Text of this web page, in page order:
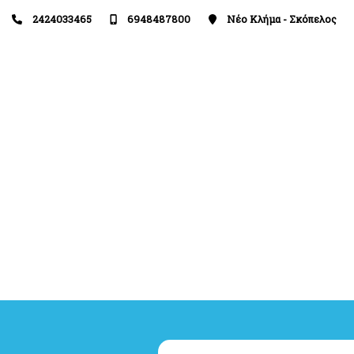
2424033465 6948487800 Νέο Κλήμα - Σκόπελος